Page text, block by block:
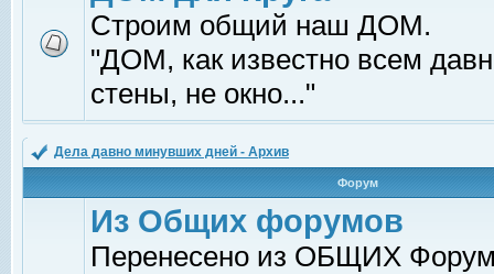
Строим общий наш ДОМ.
"ДОМ, как известно всем
стены, не окно..."
Дела давно минувших дней - Архив
Форум
Из Общих форумов
Перенесено из ОБЩИХ